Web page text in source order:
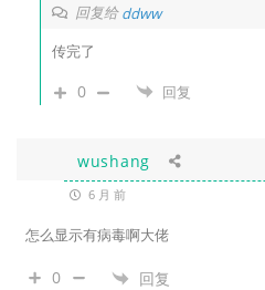
回复给ddww
传完了
0 回复
wushang
6 月 前
怎么显示有病毒啊大佬
0 回复